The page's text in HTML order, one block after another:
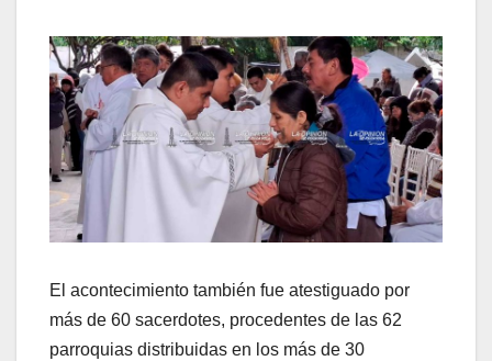
El acontecimiento también fue atestiguado por
más de 60 sacerdotes, procedentes de las 62
parroquias distribuidas en los más de 30